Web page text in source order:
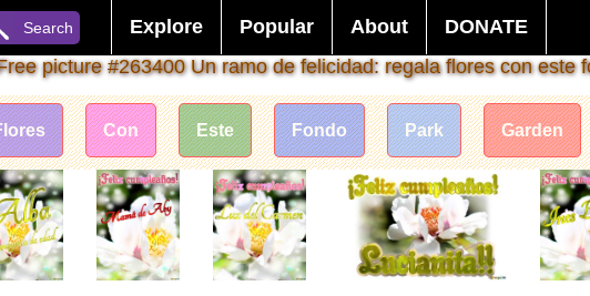
Search Explore Popular About
DONATE
picture #263400 Un ramo de felicidad: regala flores con este
Con Este Fondo Park Garden